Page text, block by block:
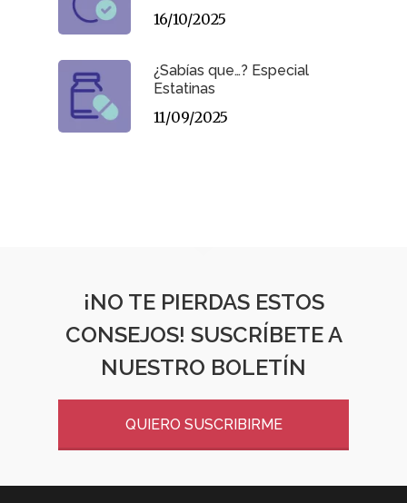
16/10/2025
¿Sabías que…? Especial
Estatinas
11/09/2025
¡NO TE PIERDAS ESTOS
CONSEJOS! SUSCRÍBETE A
NUESTRO BOLETÍN
QUIERO SUSCRIBIRME